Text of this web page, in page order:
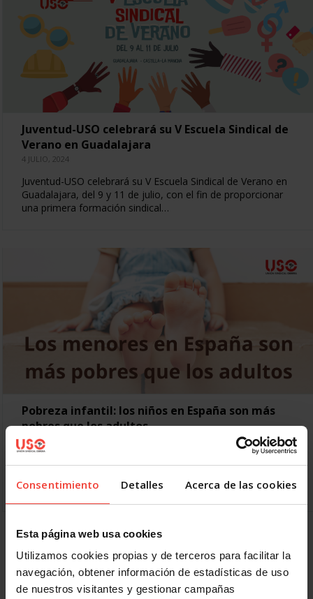
Consentimiento Detalles Acerca de las cookies
Esta página web usa cookies
Utilizamos cookies propias y de terceros para facilitar la
navegación, obtener información de estadísticas de uso
de nuestros visitantes y gestionar campañas
Juventud-USO celebrará su V Escuela Sindical de
Verano en Guadalajara
4 JULIO, 2024
Juventud-USO celebrará su V Escuela Sindical de Verano en
Guadalajara, del 9 y 11 de julio, con el fin de proporcionar
una primera formación sindical…
Pobreza infantil: los niños en España son más
pobres que los adultos
17 JUNIO, 2024
La pobreza infantil sigue creciendo en España: los hogares
de adultos La pobreza infantil en…
Anterior 1 2 3
Siguiente
Último »